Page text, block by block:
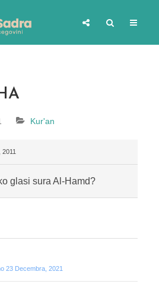
Kur'an
glasi sura Al-Hamd?
23 Decembra, 2021